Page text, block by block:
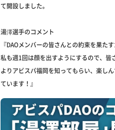
て開設しました。
湯澤選手のコメント
『DAOメンバーの皆さんとの約束を果た
私も週1回は顔を出すようにするので、皆
よりアビスパ福岡を知ってもらい、楽し
ています！』